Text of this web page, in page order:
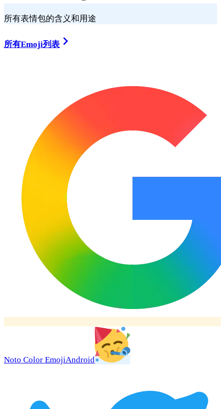
所有表情包的含义和用途
所有Emoji列表
Noto Color EmojiAndroid